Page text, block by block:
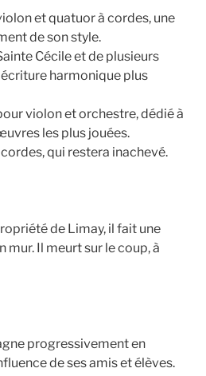
et quatuor à cordes, une
de son style.
Cécile et de plusieurs
harmonique plus
violon et orchestre, dédié à
les plus jouées.
qui restera inachevé.
de Limay, il fait une
Il meurt sur le coup, à
progressivement en
de ses amis et élèves.